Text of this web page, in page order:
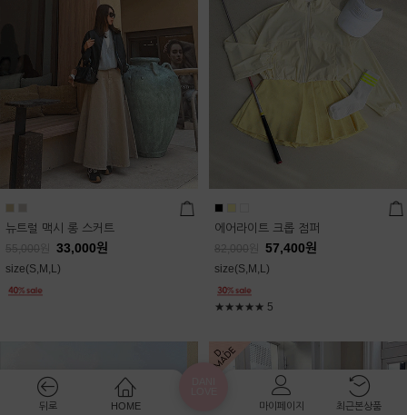
뉴트럴 맥시 롱 스커트
55,000 33,000원
size(S,M,L)
에어라이트 크롭 점퍼
82,000 57,400원
size(S,M,L)
★★★★★ 5
뒤로 HOME
마이페이지
최근본상품